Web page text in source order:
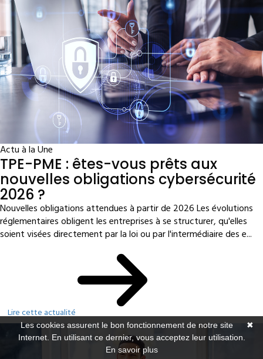
Actu à la Une
TPE-PME : êtes-vous prêts aux
nouvelles obligations cybersécurité
2026 ?
Nouvelles obligations attendues à partir de 2026 Les évolutions
réglementaires obligent les entreprises à se structurer, qu'elles
soient visées directement par la loi ou par l'intermédiaire des e...
Lire cette actualité
✖
Les cookies assurent le bon fonctionnement de notre site
Internet. En utilisant ce dernier, vous acceptez leur utilisation.
En savoir plus